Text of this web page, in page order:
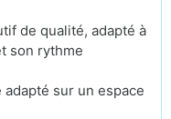
de qualité, adapté à
son rythme
sur un espace